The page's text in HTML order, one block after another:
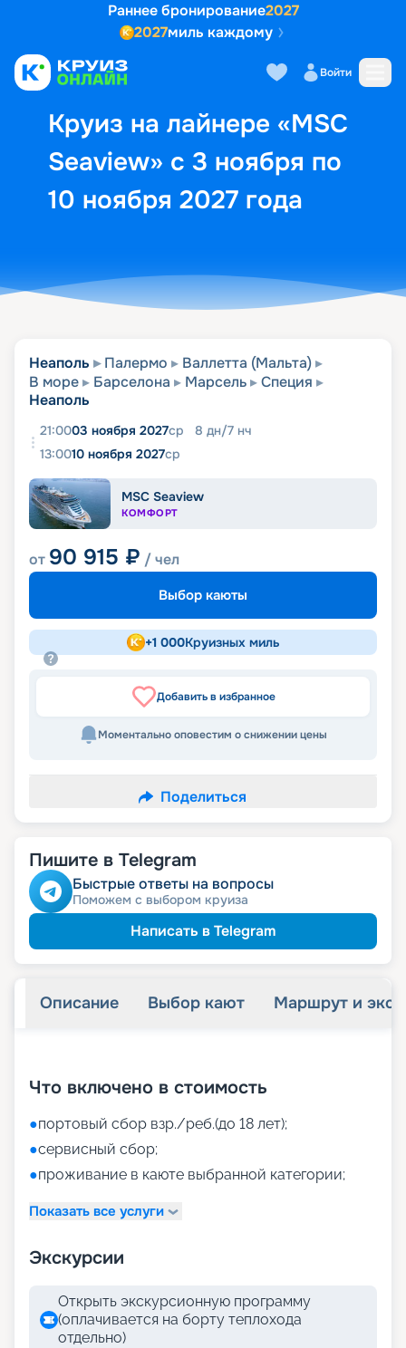
Раннее бронирование2027
2027миль каждому
Войти
Круиз на лайнере «MSC
Seaview» с 3 ноября по
10 ноября 2027 года
Выбор кают Маршрут и
Неаполь Палермо
Валлетта (Мальта)
В море
Барселона Марсель
Специя
Неаполь
21:0003 ноября 2027ср 8 дн/7 нч
13:0010 ноября 2027ср
MSC Seaview
КОМФОРТ
от 90 915 ₽ / чел
Выбор каюты
+1 000Круизных миль
Добавить в избранное
Моментально оповестим о снижении цены
Поделиться
Пишите в Telegram
Быстрые ответы на вопросы
Поможем с выбором круиза
Написать в Telegram
Описание Выбор кают Маршрут и
Что включено в стоимость
●портовый сбор взр./реб.(до 18 лет);
●сервисный сбор;
●проживание в каюте выбранной категории;
Показать все услуги
Экскурсии
Открыть экскурсионную программу
(оплачивается на борту теплохода
отдельно)